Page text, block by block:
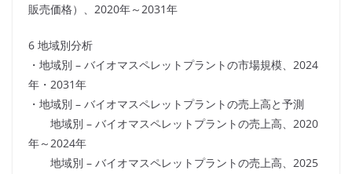
販売価格）、2020年～2031年
6 地域別分析
・地域別 – バイオマスペレットプラントの市場規模、2024
年・2031年
・地域別 – バイオマスペレットプラントの売上高と予測
地域別 – バイオマスペレットプラントの売上高、2020
年～2024年
地域別 – バイオマスペレットプラントの売上高、2025